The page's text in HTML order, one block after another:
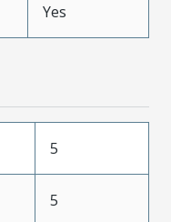
Yes
5
5